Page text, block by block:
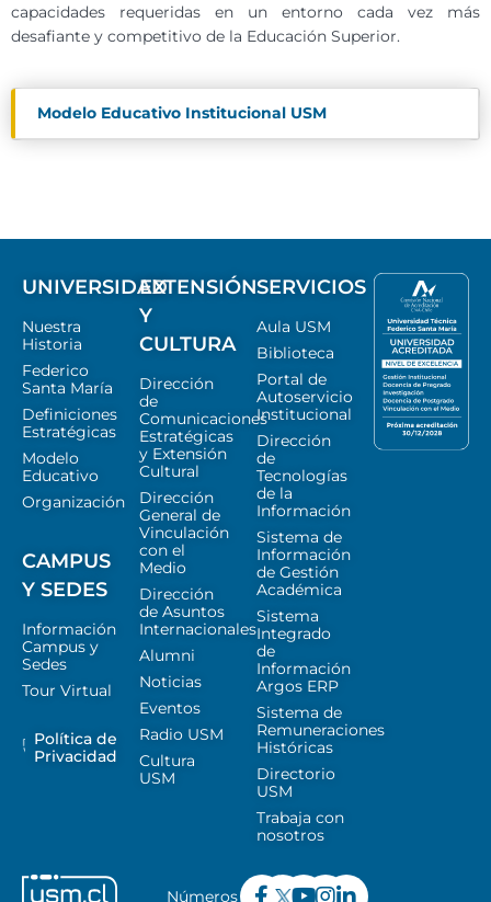
capacidades requeridas en un entorno cada vez más
desafiante y competitivo de la Educación Superior.
Modelo Educativo Institucional USM
UNIVERSIDAD
Nuestra
Historia
Federico
Santa María
Definiciones
Estratégicas
Modelo
Educativo
Organización
CAMPUS
Y SEDES
Información
Campus y
Sedes
Tour Virtual
Política de
Privacidad
EXTENSIÓN
Y
CULTURA
Dirección
de
Comunicaciones
Estratégicas
y Extensión
Cultural
Dirección
General de
Vinculación
con el
Medio
Dirección
de Asuntos
Internacionales
Alumni
Noticias
Eventos
Radio USM
Cultura
USM
SERVICIOS
Aula USM
Biblioteca
Portal de
Autoservicio
Institucional
Dirección
de
Tecnologías
de la
Información
Sistema de
Información
de Gestión
Académica
Sistema
Integrado
de
Información
Argos ERP
Sistema de
Remuneraciones
Históricas
Directorio
USM
Trabaja con
nosotros
Números